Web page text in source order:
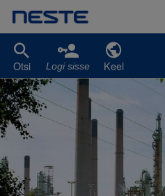
Liigu edasi põhisisu juurde
Otsi Logi sisse Keel